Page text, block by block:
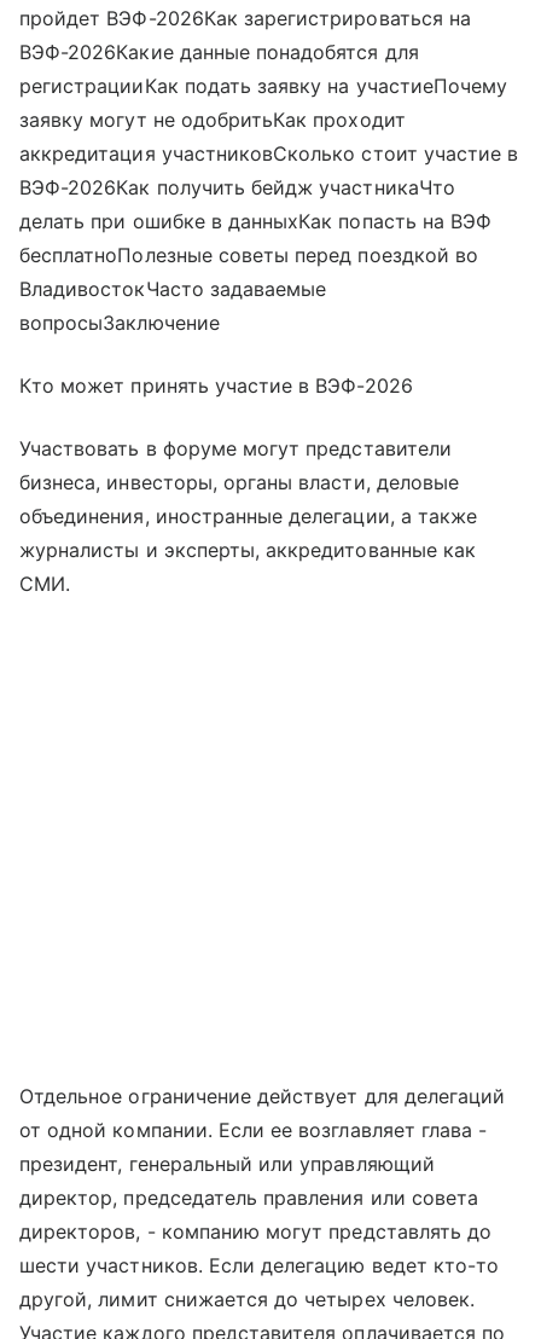
пройдет ВЭФ-2026Как зарегистрироваться на
ВЭФ-2026Какие данные понадобятся для
регистрацииКак подать заявку на участиеПочему
заявку могут не одобритьКак проходит
аккредитация участниковСколько стоит участие в
ВЭФ-2026Как получить бейдж участникаЧто
делать при ошибке в данныхКак попасть на ВЭФ
бесплатноПолезные советы перед поездкой во
ВладивостокЧасто задаваемые
вопросыЗаключение
Кто может принять участие в ВЭФ-2026
Участвовать в форуме могут представители
бизнеса, инвесторы, органы власти, деловые
объединения, иностранные делегации, а также
журналисты и эксперты, аккредитованные как
СМИ.
Отдельное ограничение действует для делегаций
от одной компании. Если ее возглавляет глава -
президент, генеральный или управляющий
директор, председатель правления или совета
директоров, - компанию могут представлять до
шести участников. Если делегацию ведет кто-то
другой, лимит снижается до четырех человек.
Участие каждого представителя оплачивается по